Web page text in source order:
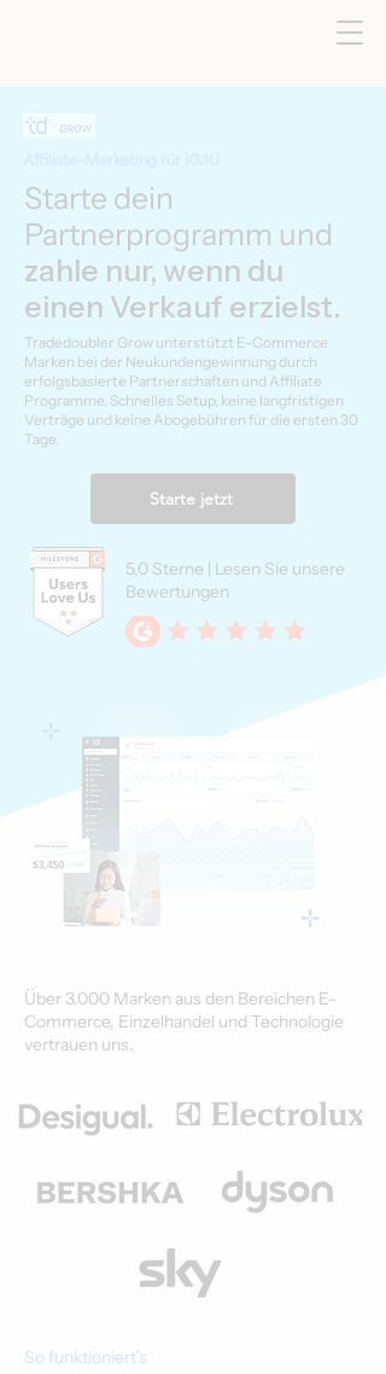
Starte dein
Partnerprogramm und
zahle nur, wenn du
einen Verkauf erzielst.
Tradedoubler Grow unterstützt E-Commerce
Marken bei der Neukundengewinnung durch
erfolgsbasierte Partnerschaften und Affiliate
Programme. Schnelles Setup, keine langfristigen
Verträge und keine Abogebühren für die ersten 30
Tage.
Starte jetzt
5,0 Sterne | Lesen Sie unsere
Bewertungen
Über 3.000 Marken aus den Bereichen E-
Commerce, Einzelhandel und Technologie
vertrauen uns.
So funktioniert's